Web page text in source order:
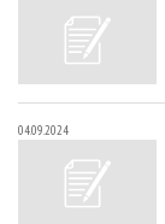
04.09.2024